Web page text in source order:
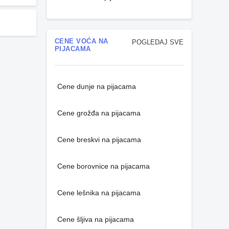
POGLEDAJ SVE
CENE VOĆA NA
PIJACAMA
Cene dunje na pijacama
Cene grožđa na pijacama
Cene breskvi na pijacama
Cene borovnice na pijacama
Cene lešnika na pijacama
Cene šljiva na pijacama